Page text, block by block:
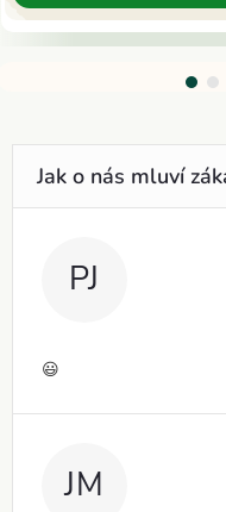
PJ
😃
JM